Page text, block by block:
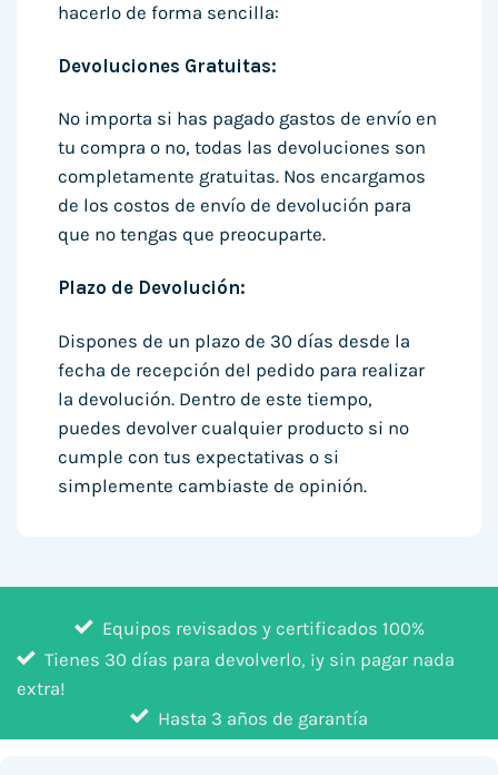
hacerlo de forma sencilla:
Devoluciones Gratuitas:
No importa si has pagado gastos de envío en
tu compra o no, todas las devoluciones son
completamente gratuitas. Nos encargamos
de los costos de envío de devolución para
que no tengas que preocuparte.
Plazo de Devolución:
Dispones de un plazo de 30 días desde la
fecha de recepción del pedido para realizar
la devolución. Dentro de este tiempo,
puedes devolver cualquier producto si no
cumple con tus expectativas o si
simplemente cambiaste de opinión.
Equipos revisados y certificados 100%
Tienes 30 días para devolverlo, ¡y sin pagar nada
extra!
Hasta 3 años de garantía